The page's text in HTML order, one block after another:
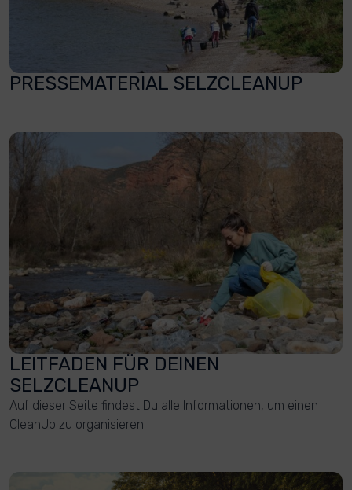
PRESSEMATERIAL SELZCLEANUP
LEITFADEN FÜR DEINEN
SELZCLEANUP
Auf dieser Seite findest Du alle Informationen, um einen
CleanUp zu organisieren.